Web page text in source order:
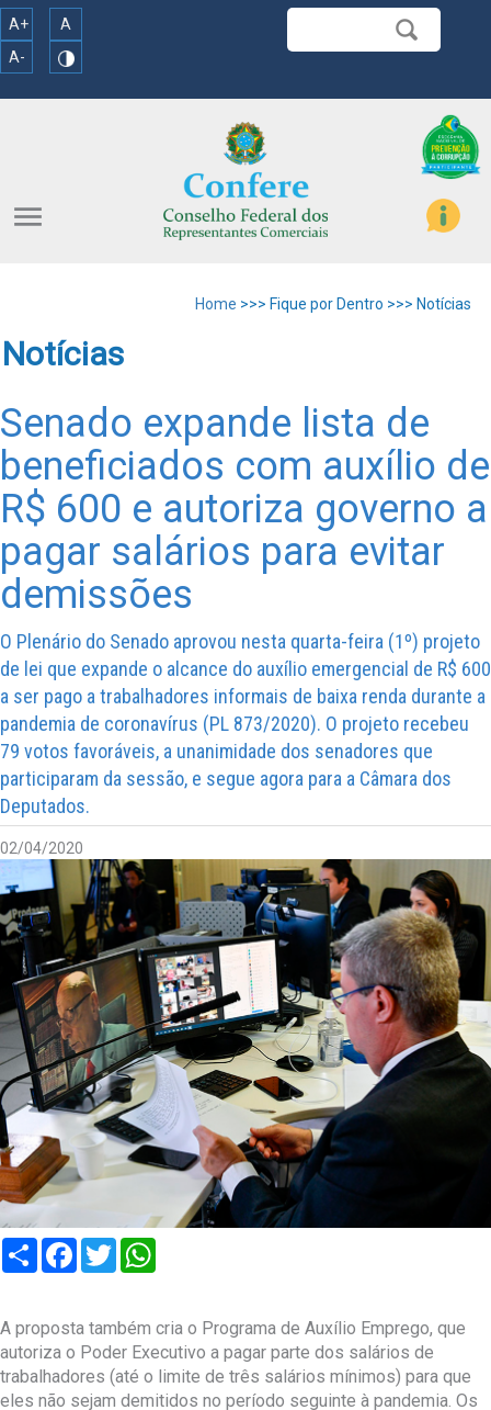
A+
A
A-
menu
Home >>> Fique por Dentro >>> Notícias
Notícias
Senado expande lista de
beneficiados com auxílio de
R$ 600 e autoriza governo a
pagar salários para evitar
demissões
O Plenário do Senado aprovou nesta quarta-feira (1º) projeto
de lei que expande o alcance do auxílio emergencial de R$ 600
a ser pago a trabalhadores informais de baixa renda durante a
pandemia de coronavírus (PL 873/2020). O projeto recebeu
79 votos favoráveis, a unanimidade dos senadores que
participaram da sessão, e segue agora para a Câmara dos
Deputados.
02/04/2020
Compartilhar
Facebook
Twitter
A proposta também cria o Programa de Auxílio Emprego, que
autoriza o Poder Executivo a pagar parte dos salários de
trabalhadores (até o limite de três salários mínimos) para que
eles não sejam demitidos no período seguinte à pandemia. Os